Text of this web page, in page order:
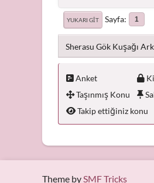
YUKARI GIT Sayfa 1
Sherasu Gök Kuşağı
Anket
Taşınmış Konu
Takip ettiğiniz konu
Theme bySMF Tricks